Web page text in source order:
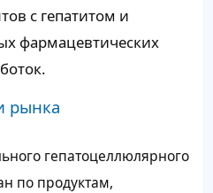
с гепатитом и
фармацевтических
рынка
гепатоцеллюлярного
по продуктам,